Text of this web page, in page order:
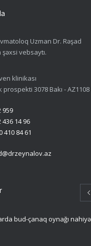
Uzman Dr. Rəşad
vebsaytı.
klinikası
prospekti 3078 Bakı - AZ1108
959
436 14 96
410 84 61